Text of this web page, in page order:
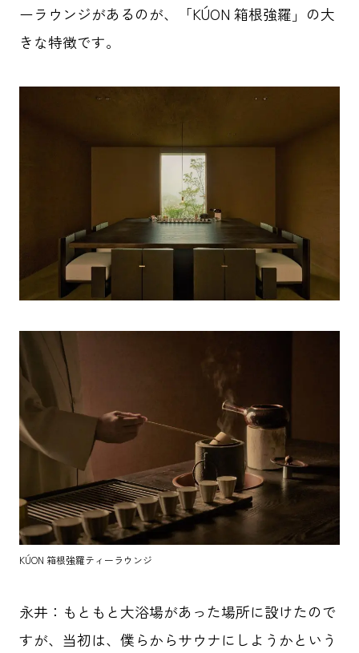
ーラウンジがあるのが、「KÚON 箱根強羅」の大
きな特徴です。
KÚON 箱根強羅ティーラウンジ
永井 ：もともと大浴場があった場所に設けたので
すが、当初は、僕らからサウナにしようかという